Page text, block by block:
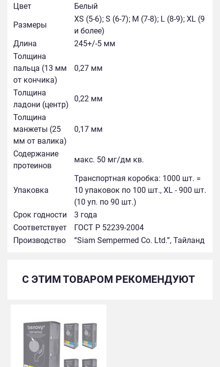
Цвет
Белый
Размеры
XS (5-6); S (6-7); M (7-8); L (8-9); XL (9
и более)
Длина
245+/-5 мм
Толщина
пальца (13 мм
от кончика)
0,27 мм
Толщина
ладони (центр)
0,22 мм
Толщина
манжеты (25
мм от валика)
0,17 мм
Содержание
протеинов
макс. 50 мг/дм кв.
Упаковка
Транспортная коробка: 1000 шт. =
10 упаковок по 100 шт., XL - 900 шт.
(10 уп. по 90 шт.)
Срок годности
3 года
Соответствует
ГОСТ Р 52239-2004
Производство
“Siam Sempermed Co. Ltd.”, Тайланд
С ЭТИМ ТОВАРОМ РЕКОМЕНДУЮТ